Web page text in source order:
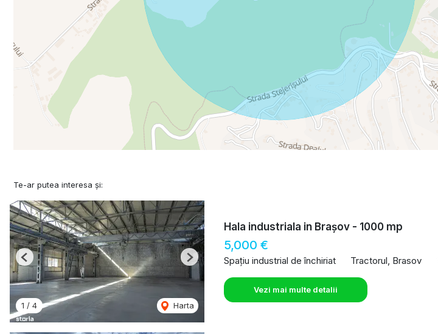
Te-ar putea interesa și:
1 / 4 Harta
Previous Next
Hala industriala in Brașov - 1000 mp
5,000 €
Spațiu industrial de închiriat Tractorul, Brasov
Vezi mai multe detalii